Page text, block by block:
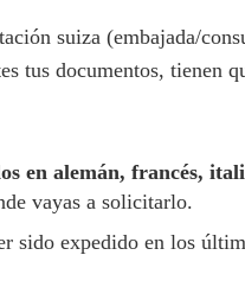
suiza (embajada/
tus documentos, tienen
en alemán, francés,
vayas a solicitarlo.
sido expedido en los